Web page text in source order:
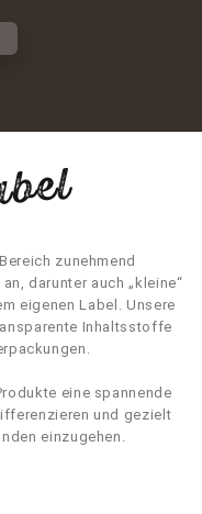
zunehmend
darunter auch „kleine“
eigenen Label. Unsere
Inhaltsstoffe
eine spannende
und gezielt
einzugehen.